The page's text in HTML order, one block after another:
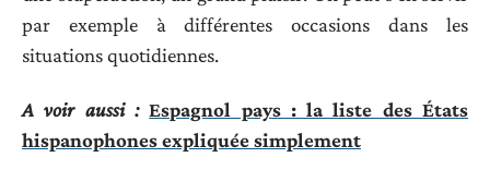
par exemple à différentes occasions dans les
situations quotidiennes.
A voir aussi : Espagnol pays : la liste des États
hispanophones expliquée simplement